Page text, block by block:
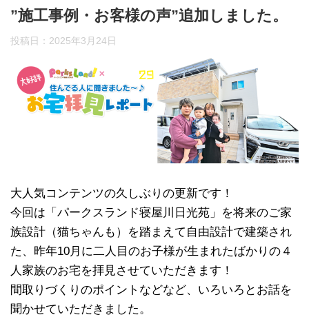
”施工事例・お客様の声”追加しました。
投稿日： 2025年3月24日
大人気コンテンツの久しぶりの更新です！
今回は「パークスランド寝屋川日光苑」を将来のご家
族設計（猫ちゃんも）を踏まえて自由設計で建築され
た、昨年10月に二人目のお子様が生まれたばかりの４
人家族のお宅を拝見させていただきます！
間取りづくりのポイントなどなど、いろいろとお話を
聞かせていただきました。